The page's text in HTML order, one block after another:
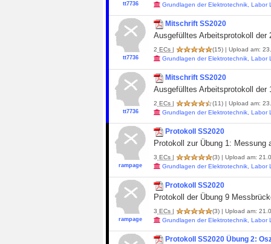
tt7736
Grundlagen der Elektrotechnik, Labor
tt7736
Mitschrift SS2020
Ausgefülltes Arbeitsprotokoll der
2 ECs | (15) | Upload am:
Grundlagen der Elektrotechnik, Labor
tt7736
Mitschrift SS2020
Ausgefülltes Arbeitsprotokoll der
2 ECs | (11) | Upload am:
Grundlagen der Elektrotechnik, Labor
rampage
Protokoll SS2020
Protokoll zur Übung 1: Messung
3 ECs | (3) | Upload am:
Grundlagen der Elektrotechnik, Labor
rampage
Protokoll SS2020
Protokoll der Übung 9
3 ECs | (3) | Upload am:
Grundlagen der Elektrotechnik, Labor
Protokoll SS2020 Übung 2: